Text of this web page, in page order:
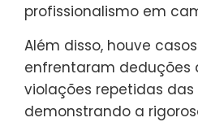
profissionalismo em
Além disso, houve
enfrentaram deduções
violações repetidas das
demonstrando a